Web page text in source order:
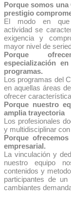
Porque somos
prestigio
El modo en que
actividad se
exigencia y
mayor nivel de
Porque
especialización
programas.
Los programas del
en aquellas áreas
ofrecer
Porque nuestro
amplia trayectoria
Los profesionales
y multidisciplinar
Porque
empresarial.
La vinculación y
nuestro equipo
contenidos y
participantes de
cambiantes